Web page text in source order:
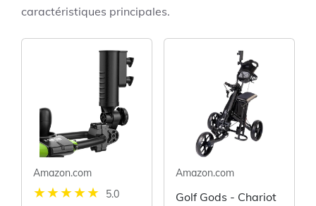
caractéristiques principales.
Amazon.com
5.0
Amazon.com
Golf Gods - Chariot